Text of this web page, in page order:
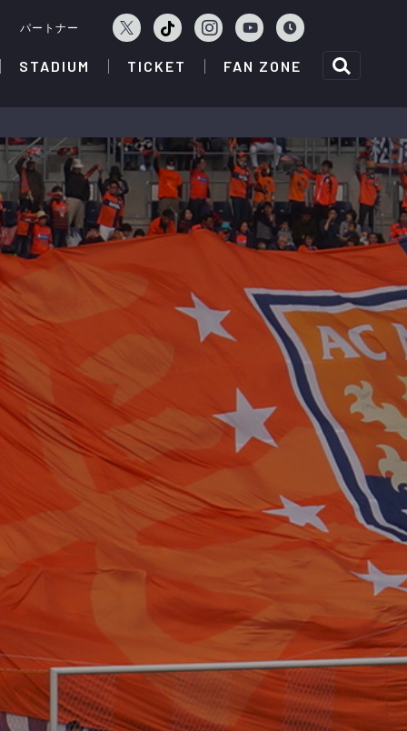
パートナー
STADIUM TICKET FAN ZONE